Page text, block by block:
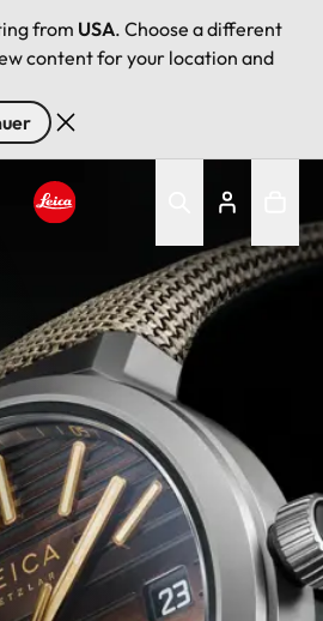
from USA. Choose a different
content for your location and